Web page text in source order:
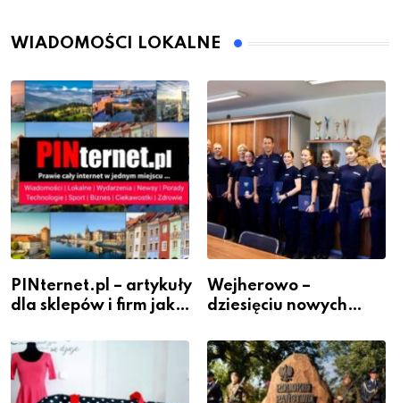
WIADOMOŚCI LOKALNE
PINternet.pl – artykuły
dla sklepów i firm jako
widoczność
Wejherowo –
dziesięciu nowych
szeregach Komendy
Powiatowej